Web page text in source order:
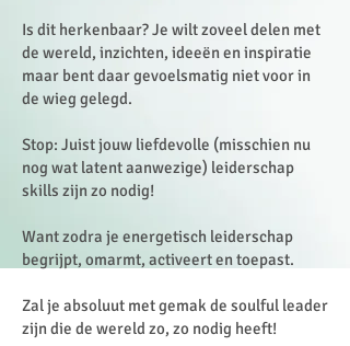
Is dit herkenbaar? Je wilt zoveel delen met
de wereld, inzichten, ideeën en inspiratie
maar bent daar gevoelsmatig niet voor in
de wieg gelegd.
Stop: Juist jouw liefdevolle (misschien nu
nog wat latent aanwezige) leiderschap
skills zijn zo nodig!
Want zodra je energetisch leiderschap
begrijpt, omarmt, activeert en toepast.
Zal je absoluut met gemak de soulful leader
zijn die de wereld zo, zo nodig heeft!